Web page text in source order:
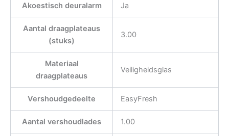
Akoestisch deuralarm Ja
Aantal draagplateaus
(stuks)
3.00
Materiaal
draagplateaus
Veiligheidsglas
Vershoudgedeelte EasyFresh
Aantal vershoudlades 1.00